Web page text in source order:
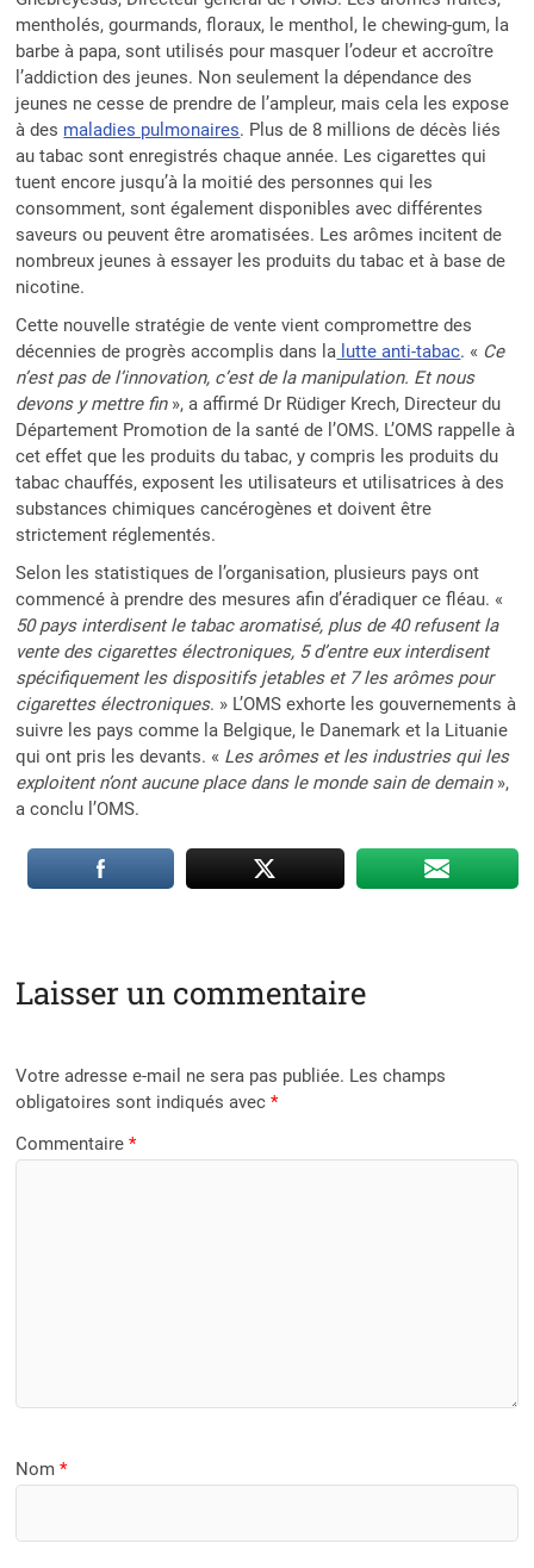
mentholés, gourmands, floraux, le menthol, le chewing-gum, la
barbe à papa, sont utilisés pour masquer l’odeur et accroître
l’addiction des jeunes. Non seulement la dépendance des
jeunes ne cesse de prendre de l’ampleur, mais cela les expose
à des maladies pulmonaires. Plus de 8 millions de décès liés
au tabac sont enregistrés chaque année. Les cigarettes qui
tuent encore jusqu’à la moitié des personnes qui les
consomment, sont également disponibles avec différentes
saveurs ou peuvent être aromatisées. Les arômes incitent de
nombreux jeunes à essayer les produits du tabac et à base de
nicotine.
Cette nouvelle stratégie de vente vient compromettre des
décennies de progrès accomplis dans la lutte anti-tabac. « Ce
n’est pas de l’innovation, c’est de la manipulation. Et nous
devons y mettre fin», a affirmé Dr Rüdiger Krech, Directeur du
Département Promotion de la santé de l’OMS. L’OMS rappelle à
cet effet que les produits du tabac, y compris les produits du
tabac chauffés, exposent les utilisateurs et utilisatrices à des
substances chimiques cancérogènes et doivent être
strictement réglementés.
Selon les statistiques de l’organisation, plusieurs pays ont
commencé à prendre des mesures afin d’éradiquer ce fléau. «
50 pays interdisent le tabac aromatisé, plus de 40 refusent la
vente des cigarettes électroniques, 5 d’entre eux interdisent
spécifiquement les dispositifs jetables et 7 les arômes pour
cigarettes électroniques. » L’OMS exhorte les gouvernements à
suivre les pays comme la Belgique, le Danemark et la Lituanie
qui ont pris les devants. « Les arômes et les industries qui les
exploitent n’ont aucune place dans le monde sain de demain»,
a conclu l’OMS.
Laisser un commentaire
Votre adresse e-mail ne sera pas publiée. Les champs
obligatoires sont indiqués avec*
Commentaire*
Nom*